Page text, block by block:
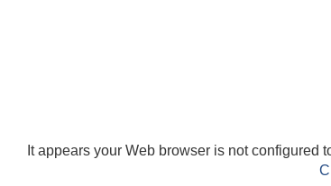
It appears your Web browser is not configured